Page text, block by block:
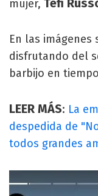
mujer, Tefi
En las
disfrutando del
barbijo en
LEER MÁS: La
despedida de
todos grandes